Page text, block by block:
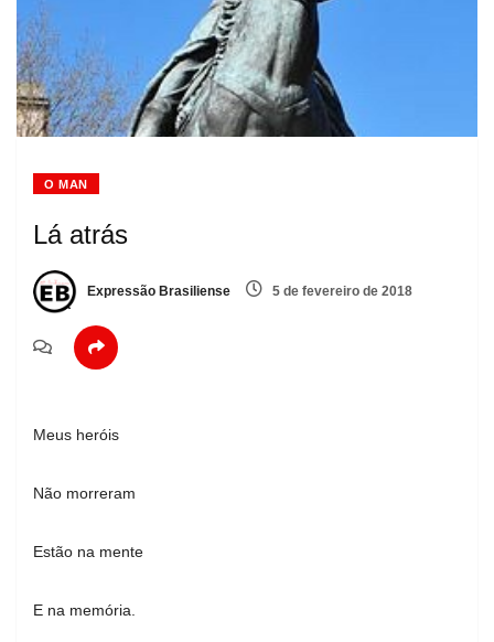
O MAN
Lá atrás
Expressão Brasiliense 5 de fevereiro de 2018
Meus heróis
Não morreram
Estão na mente
E na memória.